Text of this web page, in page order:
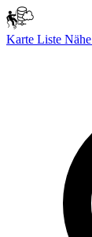
Karte Liste Nähe